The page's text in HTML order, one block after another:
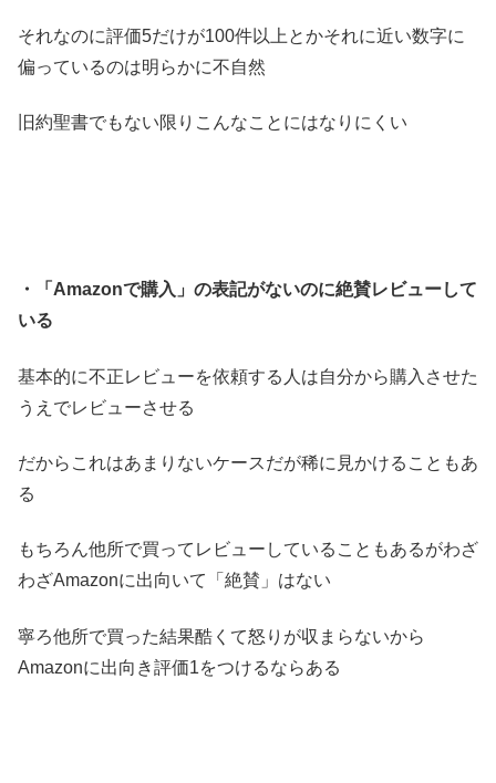
それなのに評価5だけが100件以上とかそれに近い数字に
偏っているのは明らかに不自然
旧約聖書でもない限りこんなことにはなりにくい
・「Amazonで購入」の表記がないのに絶賛レビューして
いる
基本的に不正レビューを依頼する人は自分から購入させた
うえでレビューさせる
だからこれはあまりないケースだが稀に見かけることもあ
る
もちろん他所で買ってレビューしていることもあるがわざ
わざAmazonに出向いて「絶賛」はない
寧ろ他所で買った結果酷くて怒りが収まらないから
Amazonに出向き評価1をつけるならある